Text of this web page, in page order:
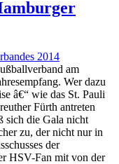
am
Wer dazu
â€“ wie das St. Pauli
Fürth antreten
sich die Gala nicht
zu, der nicht nur in
der
HSV-Fan mit von der